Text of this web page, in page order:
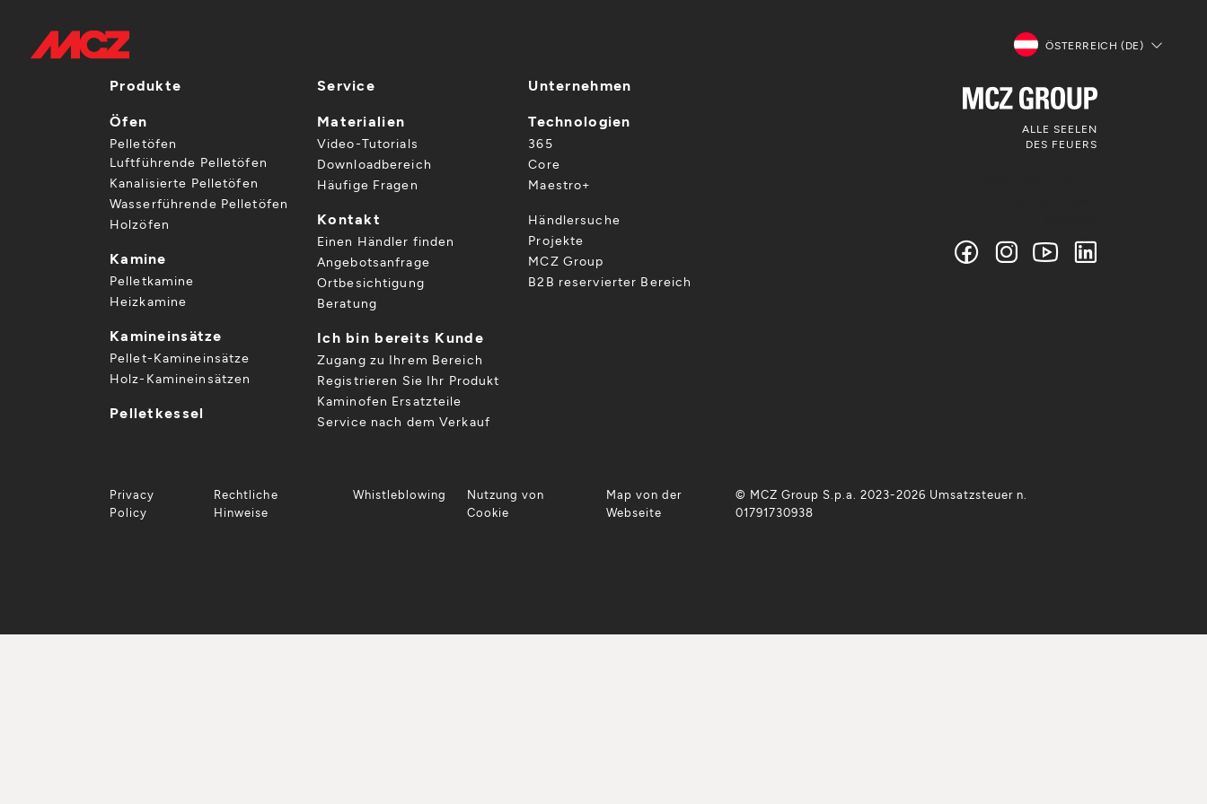
ÖSTERREICH (DE)
Produkte
Öfen
Pelletöfen
Luftführende Pelletöfen
Kanalisierte Pelletöfen
Wasserführende Pelletöfen
Holzöfen
Kamine
Pelletkamine
Heizkamine
Kamineinsätze
Pellet-Kamineinsätze
Holz-Kamineinsätzen
Pelletkessel
Service
Materialien
Video-Tutorials
Downloadbereich
Häufige Fragen
Kontakt
Einen Händler finden
Angebotsanfrage
Ortbesichtigung
Beratung
Ich bin bereits Kunde
Zugang zu Ihrem Bereich
Registrieren Sie Ihr Produkt
Kaminofen Ersatzteile
Service nach dem Verkauf
Unternehmen
Technologien
365
Core
Maestro+
Händlersuche
Projekte
MCZ Group
B2B reservierter Bereich
ALLE SEELEN
DES FEUERS
Privacy
Policy
Rechtliche
Hinweise
Whistleblowing
Nutzung von
Cookie
Map von der
Webseite
© MCZ Group S.p.a. 2023-2026 Umsatzsteuer n.
01791730938